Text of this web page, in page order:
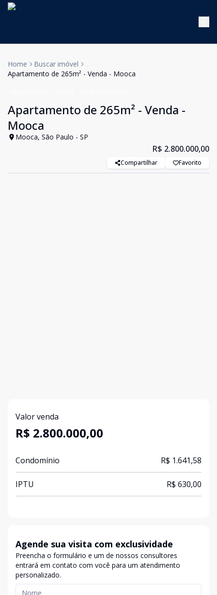
Home
Buscar imóvel
Apartamento de 265m² - Venda - Mooca
Apartamento de 265m² - Venda -
Mooca
Mooca, São Paulo - SP
R$ 2.800.000,00
Compartilhar Favorito
Valor venda
R$ 2.800.000,00
Condomínio R$ 1.641,58
IPTU R$ 630,00
Agende sua visita com exclusividade
Preencha o formulário e um de nossos consultores
entrará em contato com você para um atendimento
personalizado.